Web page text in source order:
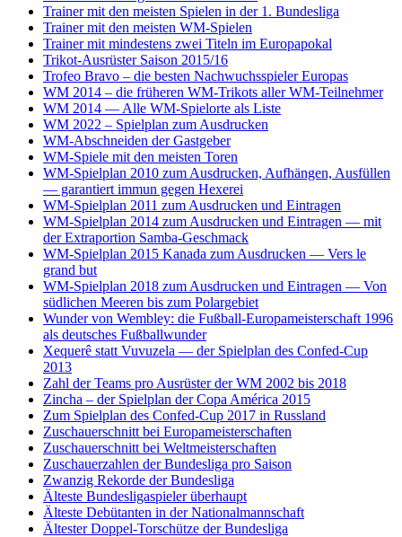
Trainer mit den meisten Spielen in der 1. Bundesliga
Trainer mit den meisten WM-Spielen
Trainer mit mindestens zwei Titeln im Europapokal
Trikot-Ausrüster Saison 2015/16
Trofeo Bravo – die besten Nachwuchsspieler Europas
WM 2014 – die früheren WM-Trikots aller WM-Teilnehmer
WM 2014 — Alle WM-Spielorte als Liste
WM 2022 – Spielplan zum Ausdrucken
WM-Abschneiden der Gastgeber
WM-Spiele mit den meisten Toren
WM-Spielplan 2010 zum Ausdrucken, Aufhängen, Ausfüllen
— garantiert immun gegen Hexerei
WM-Spielplan 2011 zum Ausdrucken und Eintragen
WM-Spielplan 2014 zum Ausdrucken und Eintragen — mit
der Extraportion Samba-Geschmack
WM-Spielplan 2015 Kanada zum Ausdrucken — Vers le
grand but
WM-Spielplan 2018 zum Ausdrucken und Eintragen — Von
südlichen Meeren bis zum Polargebiet
Wunder von Wembley: die Fußball-Europameisterschaft 1996
als deutsches Fußballwunder
Xequerê statt Vuvuzela — der Spielplan des Confed-Cup
2013
Zahl der Teams pro Ausrüster der WM 2002 bis 2018
Zincha – der Spielplan der Copa América 2015
Zum Spielplan des Confed-Cup 2017 in Russland
Zuschauerschnitt bei Europameisterschaften
Zuschauerschnitt bei Weltmeisterschaften
Zuschauerzahlen der Bundesliga pro Saison
Zwanzig Rekorde der Bundesliga
Älteste Bundesligaspieler überhaupt
Älteste Debütanten in der Nationalmannschaft
Ältester Doppel-Torschütze der Bundesliga